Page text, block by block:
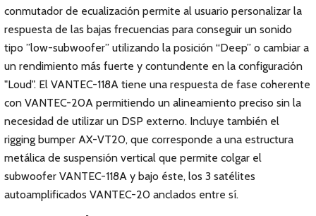
conmutador de ecualización permite al usuario personalizar la
respuesta de las bajas frecuencias para conseguir un sonido
tipo ”low-subwoofer” utilizando la posición “Deep” o cambiar a
un rendimiento más fuerte y contundente en la configuración
"Loud". El VANTEC-118A tiene una respuesta de fase coherente
con VANTEC-20A permitiendo un alineamiento preciso sin la
necesidad de utilizar un DSP externo. Incluye también el
rigging bumper AX-VT20, que corresponde a una estructura
metálica de suspensión vertical que permite colgar el
subwoofer VANTEC-118A y bajo éste, los 3 satélites
autoamplificados VANTEC-20 anclados entre sí.